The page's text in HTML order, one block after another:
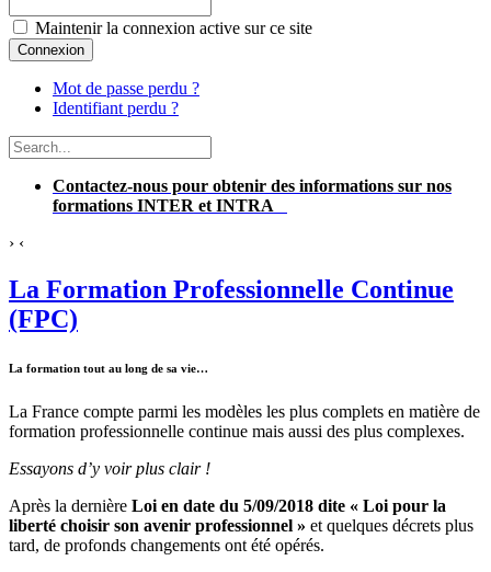
Maintenir la connexion active sur ce site
Mot de passe perdu ?
Identifiant perdu ?
Contactez-nous pour obtenir des informations sur nos
formations INTER et INTRA
› ‹
La Formation Professionnelle Continue
(FPC)
La formation tout au long de sa vie…
La France compte parmi les modèles les plus complets en matière de
formation professionnelle continue mais aussi des plus complexes.
Essayons d’y voir plus clair !
Après la dernière Loi en date du 5/09/2018 dite « Loi pour la
liberté choisir son avenir professionnel » et quelques décrets plus
tard, de profonds changements ont été opérés.